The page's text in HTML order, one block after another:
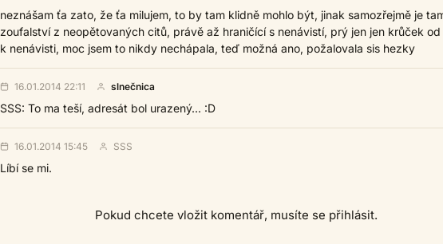
neznášam ťa zato, že ťa milujem, to by tam klidně mohlo být, jinak samozřejmě je
zoufalství z neopětovaných citů, právě až hraničící s nenávistí, prý jen jen krůček
k nenávisti, moc jsem to nikdy nechápala, teď možná ano, požalovala sis hezky
16.01.2014 22:11 slnečnica
SSS: To ma teší, adresát bol urazený... :D
16.01.2014 15:45 SSS
Líbí se mi.
Pokud chcete vložit komentář, musíte se přihlásit.